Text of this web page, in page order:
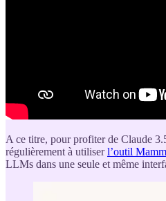
A ce titre, pour profiter de Claude
régulièrement à utiliserl’outil
LLMs dans une seule et même